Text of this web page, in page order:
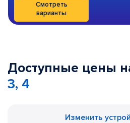
Смотреть
варианты
Доступные цены
3, 4
Изменить